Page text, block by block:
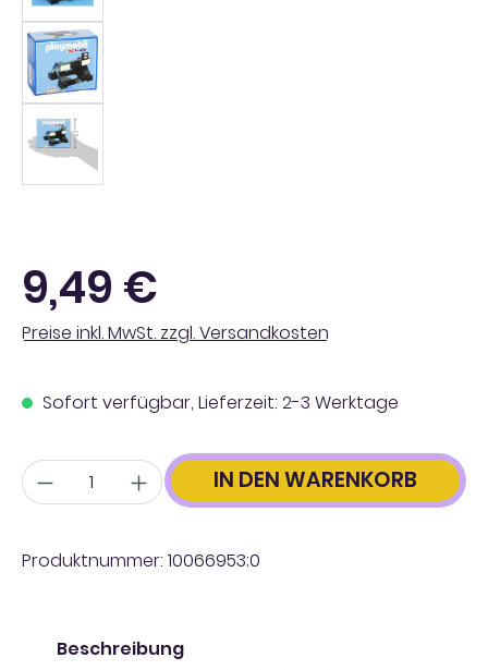
Regulärer Preis:
9,49 €
Preise inkl. MwSt. zzgl. Versandkosten
Sofort verfügbar, Lieferzeit: 2-3 Werktage
Anzahl IN DEN WARENKORB
Produktnummer: 10066953;0
Beschreibung